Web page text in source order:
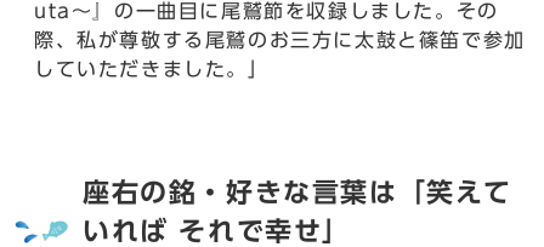
uta～』の一曲目に尾鷲節を収録しました。その
際、私が尊敬する尾鷲のお三方に太鼓と篠笛で参加
していただきました。」
座右の銘・好きな言葉は「笑えて
いれば それで幸せ」